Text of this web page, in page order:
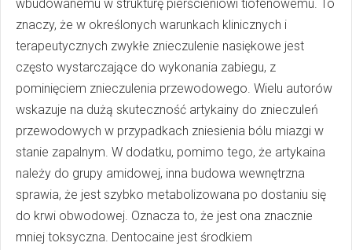
wbudowanemu w strukturę pierścieniowi tiofenowemu. To
znaczy, że w określonych warunkach klinicznych i
terapeutycznych zwykłe znieczulenie nasiękowe jest
często wystarczające do wykonania zabiegu, z
pominięciem znieczulenia przewodowego. Wielu autorów
wskazuje na dużą skuteczność artykainy do znieczuleń
przewodowych w przypadkach zniesienia bólu miazgi w
stanie zapalnym. W dodatku, pomimo tego, że artykaina
należy do grupy amidowej, inna budowa wewnętrzna
sprawia, że jest szybko metabolizowana po dostaniu się
do krwi obwodowej. Oznacza to, że jest ona znacznie
mniej toksyczna. Dentocaine jest środkiem